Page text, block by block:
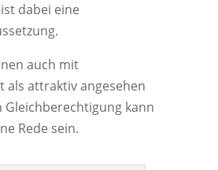
dabei eine
auch mit
als attraktiv angesehen
Gleichberechtigung kann
Rede sein.